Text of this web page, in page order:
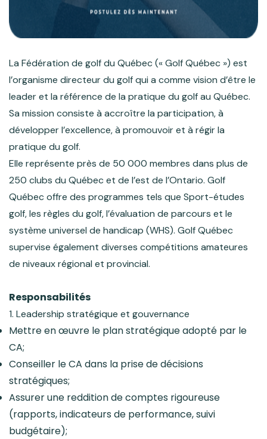
La Fédération de golf du Québec (« Golf Québec ») est
l’organisme directeur du golf qui a comme vision d’être le
leader et la référence de la pratique du golf au Québec.
Sa mission consiste à accroître la participation, à
développer l’excellence, à promouvoir et à régir la
pratique du golf.
Elle représente près de 50 000 membres dans plus de
250 clubs du Québec et de l’est de l’Ontario. Golf
Québec offre des programmes tels que Sport-études
golf, les règles du golf, l’évaluation de parcours et le
système universel de handicap (WHS). Golf Québec
supervise également diverses compétitions amateures
de niveaux régional et provincial.
Responsabilités
1. Leadership stratégique et gouvernance
Mettre en œuvre le plan stratégique adopté par le
CA;
Conseiller le CA dans la prise de décisions
stratégiques;
Assurer une reddition de comptes rigoureuse
(rapports, indicateurs de performance, suivi
budgétaire);